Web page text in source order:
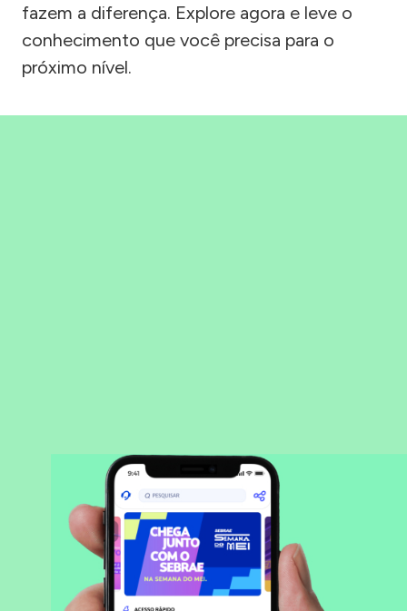
fazem a diferença. Explore agora e leve o
conhecimento que você precisa para o
próximo nível.